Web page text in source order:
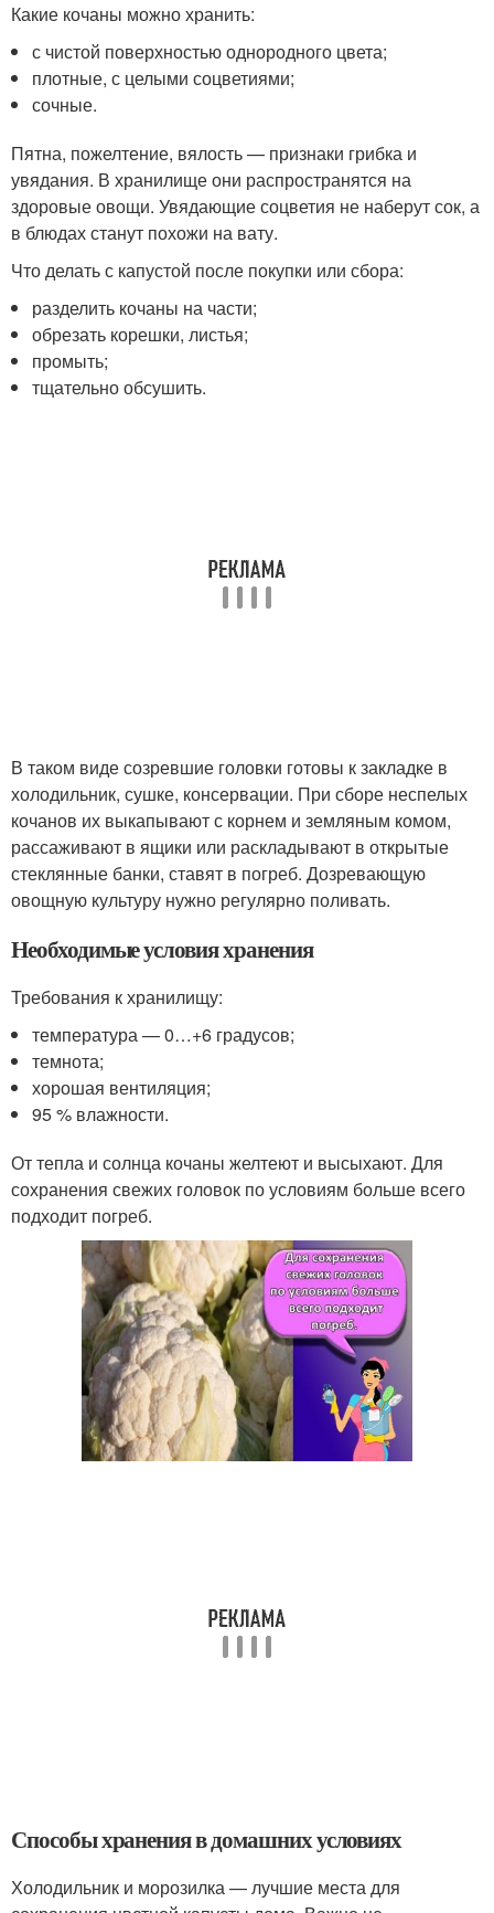
Какие кочаны можно хранить:
с чистой поверхностью однородного цвета;
плотные, с целыми соцветиями;
сочные.
Пятна, пожелтение, вялость — признаки грибка и
увядания. В хранилище они распространятся на
здоровые овощи. Увядающие соцветия не наберут сок, а
в блюдах станут похожи на вату.
Что делать с капустой после покупки или сбора:
разделить кочаны на части;
обрезать корешки, листья;
промыть;
тщательно обсушить.
В таком виде созревшие головки готовы к закладке в
холодильник, сушке, консервации. При сборе неспелых
кочанов их выкапывают с корнем и земляным комом,
рассаживают в ящики или раскладывают в открытые
стеклянные банки, ставят в погреб. Дозревающую
овощную культуру нужно регулярно поливать.
Необходимые условия хранения
Требования к хранилищу:
температура — 0…+6 градусов;
темнота;
хорошая вентиляция;
95 % влажности.
От тепла и солнца кочаны желтеют и высыхают. Для
сохранения свежих головок по условиям больше всего
подходит погреб.
Способы хранения в домашних условиях
Холодильник и морозилка — лучшие места для